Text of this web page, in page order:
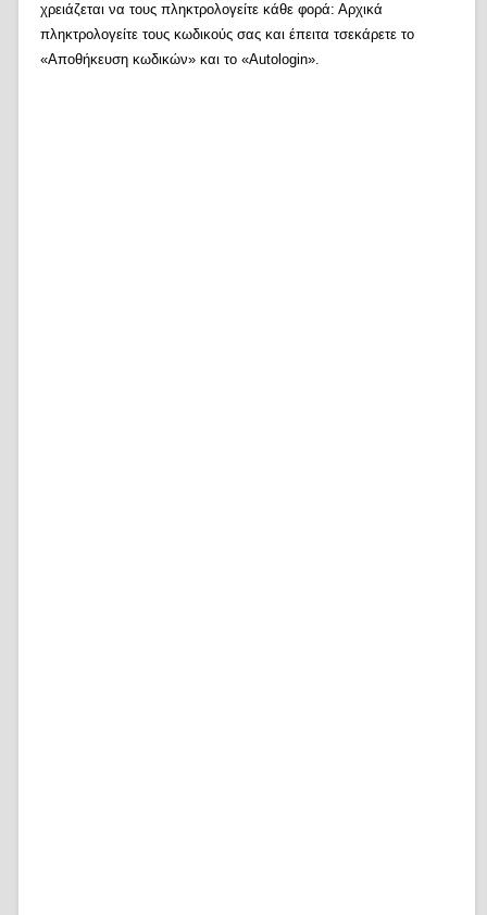
χρειάζεται να τους πληκτρολογείτε κάθε φορά: Αρχικά
πληκτρολογείτε τους κωδικούς σας και έπειτα τσεκάρετε το
«Αποθήκευση κωδικών» και το «Autologin».